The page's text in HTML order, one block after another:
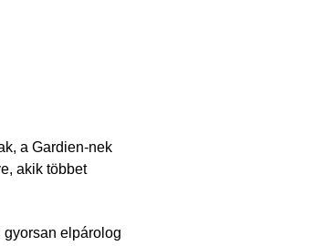
a Gardien-nek
akik többet
elpárolog